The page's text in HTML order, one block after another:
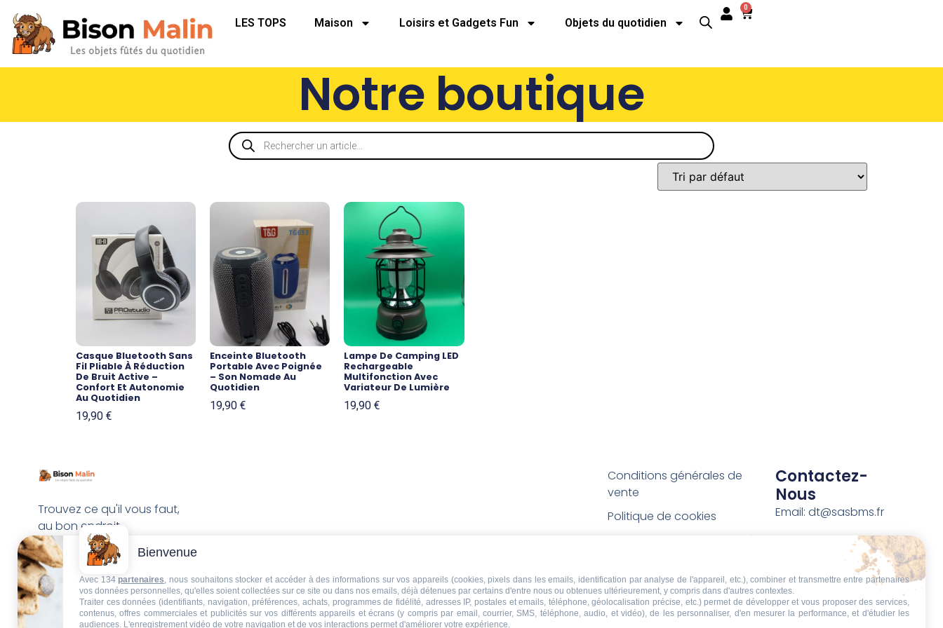
LES TOPS Maison Loisirs et Gadgets Fun Objets du quotidien
0
Notre boutique
Casque Bluetooth Sans
Fil Pliable À Réduction
De Bruit Active –
Confort Et Autonomie
Au Quotidien
19,90 €
Enceinte Bluetooth
Portable Avec Poignée
– Son Nomade Au
Quotidien
19,90 €
Lampe De Camping LED
Rechargeable
Multifonction Avec
Variateur De Lumière
19,90€
Trouvez ce qu'il vous faut,
au bon endroit
Conditions générales de
vente
Politique de cookies
Politique de confidentialité
Conditions de retour et de
remboursement
Contactez-
Nous
Email: dt@sasbms.fr
Bienvenue
Avec 134 partenaires, nous souhaitons stocker et accéder à des informations sur vos appareils (cookies, pixels dans les emails, identification par analyse de l'appareil, etc.), combiner et transmettre entre partenaires
vos données personnelles, qu'elles soient collectées sur ce site ou dans nos emails, déjà détenues par certains d'entre nous ou obtenues ultérieurement, y compris dans d'autres contextes.
Traiter ces données (identifiants, navigation, préférences, achats, programmes de fidélité, adresses IP, postales et emails, téléphone, géolocalisation précise, etc.) permet de développer et vous proposer des services,
contenus, offres commerciales et publicités sur vos différents appareils et écrans (y compris par email, courrier, SMS, téléphone, audio, et vidéo), de les personnaliser, d'en mesurer la performance, et d'étudier les
audiences. L'enregistrement vidéo de votre navigation et de vos interactions permet d'améliorer votre expérience.